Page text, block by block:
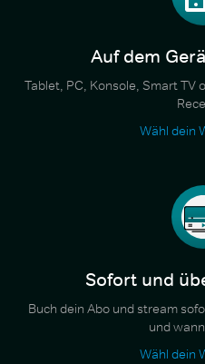
Auf dem
Tablet, PC, Konsole, Smart TV
Wähl dein
Sofort und
Buch dein Abo und stream
und
Wähl dein